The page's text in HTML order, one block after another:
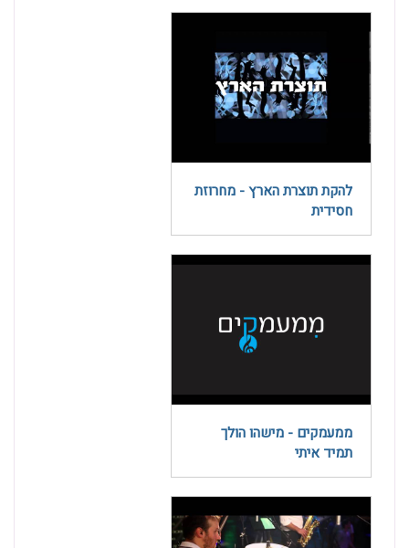
להקת תוצרת הארץ - מחרוזת
חסידית
ממעמקים - מישהו הולך
תמיד איתי